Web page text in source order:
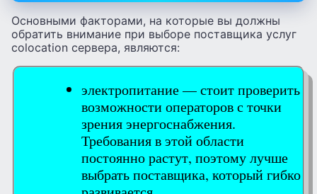
Основными факторами, на которые вы должны
обратить внимание при выборе поставщика услуг
colocation сервера, являются:
электропитание — стоит проверить
возможности операторов с точки
зрения энергоснабжения.
Требования в этой области
постоянно растут, поэтому лучше
выбрать поставщика, который гибко